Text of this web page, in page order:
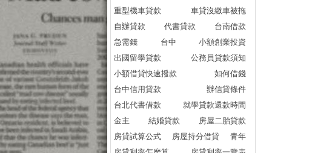
重型機車貸款
車貸沒繳車被拖
自辦貸款
代書貸款
台南借款
急需錢
台中
小額創業投資
出國留學貸款
公務員貸款須知
小額借貸快速撥款
如何借錢
台中信用貸款
辦信貸條件
台北代書借款
就學貸款還款時間
金主
結婚貸款
房屋二胎貸款
房貸試算公式
房屋持分借貸
青年